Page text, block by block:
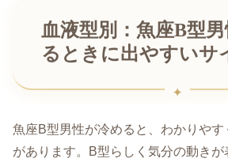
血液型別：魚座B型
るときに出やすいサ
魚座B型男性が冷めると、わかりやす
があります。B型らしく気分の動きが